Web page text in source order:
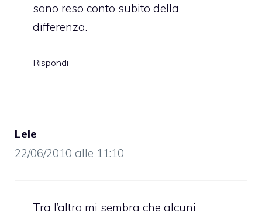
sono reso conto subito della
differenza.
Rispondi
Lele
22/06/2010 alle 11:10
Tra l’altro mi sembra che alcuni